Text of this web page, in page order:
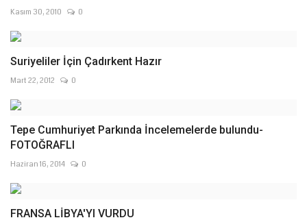
Kasım 30, 2010 0
Suriyeliler İçin Çadırkent Hazır
Mart 22, 2012 0
Tepe Cumhuriyet Parkında İncelemelerde bulundu-
FOTOĞRAFLI
Haziran 16, 2014 0
FRANSA LİBYA'YI VURDU